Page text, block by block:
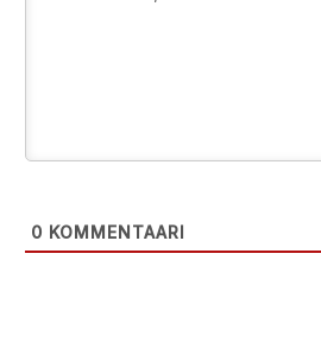
0 KOMMENTAARI